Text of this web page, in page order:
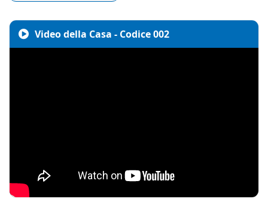
Video della Casa - Codice 002